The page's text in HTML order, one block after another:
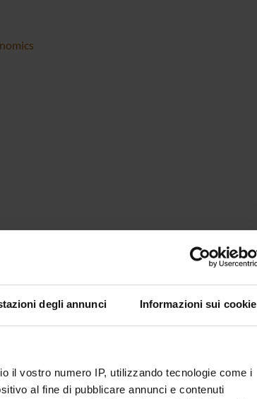
degli annunci Informazioni sui cookie
il vostro numero IP, utilizzando tecnologie come i
al fine di pubblicare annunci e contenuti